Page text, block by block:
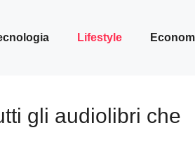
Lifestyle
gli audiolibri che